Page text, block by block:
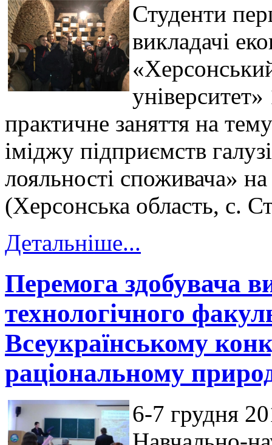
Студенти
викладачі
практичне заняття на
іміджу підприємств
лояльності споживача»
(Херсонська область, с.
Детальніше...
Перемога здобувача
технологічного
Всеукраїнському
раціональному
6-7 грудня